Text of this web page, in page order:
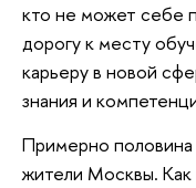
кто не может себе
дорогу к месту
карьеру в новой
знания и
Примерно половина
жители Москвы. Как